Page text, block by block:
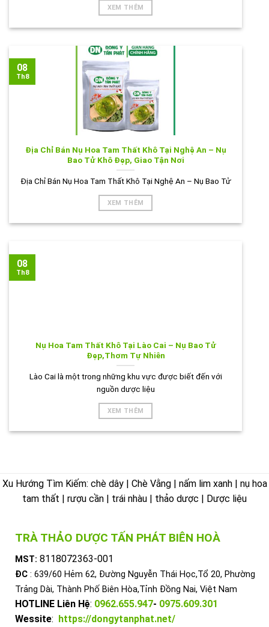
XEM THÊM
Địa Chỉ Bán Nụ Hoa Tam Thất Khô Tại Nghệ An – Nụ
Bao Tử Khô Đẹp, Giao Tận Nơi
Địa Chỉ Bán Nụ Hoa Tam Thất Khô Tại Nghệ An – Nụ Bao Tử
XEM THÊM
08
Th8
Nụ Hoa Tam Thất Khô Tại Lào Cai – Nụ Bao Tử
Đẹp,Thơm Tự Nhiên
Lào Cai là một trong những khu vực được biết đến với
nguồn dược liệu
XEM THÊM
08
Th8
Xu Hướng Tìm Kiếm: chè dây | Chè Vằng | nấm lim xanh | nụ hoa
tam thất | rượu cần | trái nhàu | thảo dược | Dược liệu
TRÀ THẢO DƯỢC TẤN PHÁT BIÊN HOÀ
MST: 8118072363-001
ĐC : 639/60 Hẻm 62, Đường Nguyễn Thái Học,Tổ 20, Phường
Trảng Dài, Thành Phố Biên Hòa,Tỉnh Đồng Nai, Việt Nam
HOTLINE Liên Hệ: 0962.655.947- 0975.609.301
Wessite: https://dongytanphat.net/